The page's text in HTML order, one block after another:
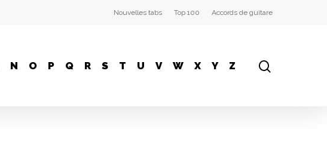
Nouvelles tabs Top 100 Accords de guitare
N O P Q R S T U V W X Y Z